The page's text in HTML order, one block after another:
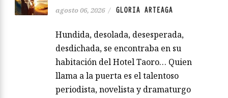
agosto 06, 2026 / GLORIA ARTEAGA
Hundida, desolada, desesperada,
desdichada, se encontraba en su
habitación del Hotel Taoro… Quien
llama a la puerta es el talentoso
periodista, novelista y dramaturgo